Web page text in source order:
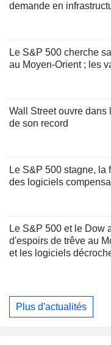
demande en
Le S&P 500 cherche
au Moyen-Orient ; les
Wall Street ouvre
de son record
Le S&P 500 stagne, la
des logiciels
Le S&P 500 et le Dow
d'espoirs de trêve au
et les logiciels
Plus d'actualités